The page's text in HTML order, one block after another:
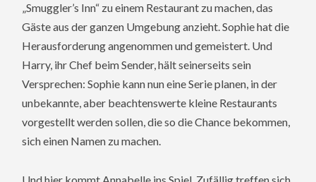
„Smuggler’s Inn“ zu einem Restaurant zu machen, das
Gäste aus der ganzen Umgebung anzieht. Sophie hat die
Herausforderung angenommen und gemeistert. Und
Harry, ihr Chef beim Sender, hält seinerseits sein
Versprechen: Sophie kann nun eine Serie planen, in der
unbekannte, aber beachtenswerte kleine Restaurants
vorgestellt werden sollen, die so die Chance bekommen,
sich einen Namen zu machen.
Und hier kommt Annabelle ins Spiel. Zufällig treffen sich